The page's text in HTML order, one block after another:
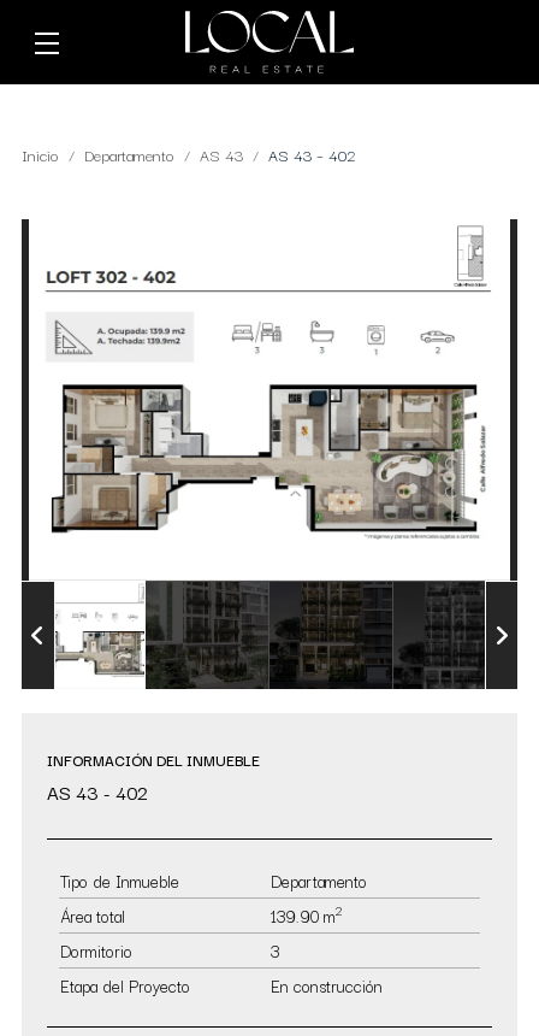
Inicio Departamento AS 43 AS 43 – 402
INFORMACIÓN DEL INMUEBLE
AS 43 - 402
Tipo de Inmueble
Departamento
Área total
139.90 m2
Dormitorio
3
Etapa del Proyecto
En construcción